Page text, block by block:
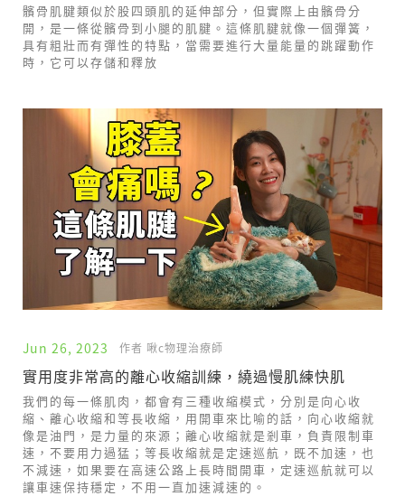
髕骨肌腱類似於股四頭肌的延伸部分，但實際上由髕骨分
開，是一條從髕骨到小腿的肌腱。這條肌腱就像一個彈簧，
具有粗壯而有彈性的特點，當需要進行大量能量的跳躍動作
時，它可以存儲和釋放
Jun 26, 2023 作者 啾c物理治療師
實用度非常高的離心收縮訓練，繞過慢肌練快肌
我們的每一條肌肉，都會有三種收縮模式，分別是向心收
縮、離心收縮和等長收縮，用開車來比喻的話，向心收縮就
像是油門，是力量的來源；離心收縮就是剎車，負責限制車
速，不要用力過猛；等長收縮就是定速巡航，既不加速，也
不減速，如果要在高速公路上長時間開車，定速巡航就可以
讓車速保持穩定，不用一直加速減速的。